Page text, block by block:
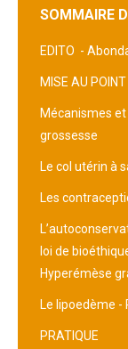
SOMMAIRE
EDITO -
MISE AU POINT
Mécanismes
grossesse
Le col utérin à
Les
loi de
Hyperémèse
Le lipoedème -
PRATIQUE